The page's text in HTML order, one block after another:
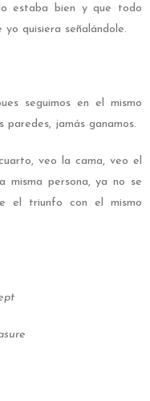
estaba bien y que todo
quisiera señalándole.
seguimos en el mismo
paredes, jamás ganamos.
veo la cama, veo el
misma persona, ya no se
el triunfo con el mismo